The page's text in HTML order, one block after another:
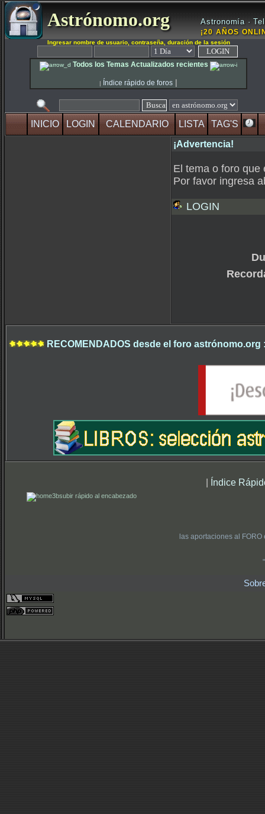
Astrónomo.org Astronomía ·
¡20 AÑOS
Ingresar nombre de usuario, contraseña, duración de la sesión
Todos los Temas Actualizados recientes
| Índice rápido de foros |
INICIO LOGIN CALENDARIO LISTA
TAG'S
¡Advertencia!
El tema o foro que
Por favor ingresa
LOGIN
RECOMENDADOS desde el foro astrónomo.org
| Índice
subir rápido al encabezado
las aportaciones al